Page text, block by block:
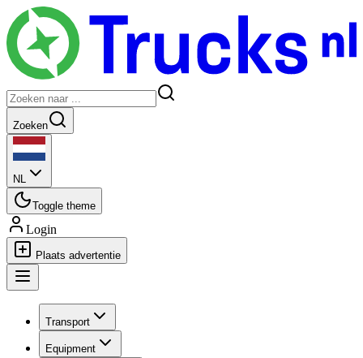
Zoeken
NL
Toggle theme
Login
Plaats advertentie
Transport
Equipment